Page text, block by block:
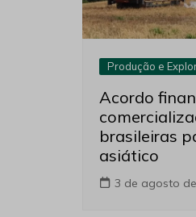
Produção e
Acordo
brasileiras
asiático
3 de agosto